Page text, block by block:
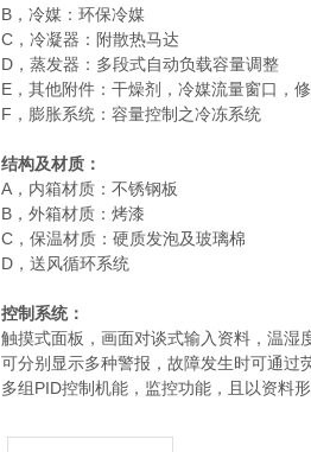
B，冷媒：环保冷媒
C，冷凝器：附散热马达
D，蒸发器：多段式自动负载容量调整
E，其他附件：干燥剂，冷媒流量窗口，
F，膨胀系统：容量控制之冷冻系统
结构及材质：
A，内箱材质：不锈钢板
B，外箱材质：烤漆
C，保温材质：硬质发泡及玻璃棉
D，送风循环系统
控制系统：
触摸式面板，画面对谈式输入资料，温湿
可分别显示多种警报，故障发生时可通过
多组PID控制机能，监控功能，且以资料形